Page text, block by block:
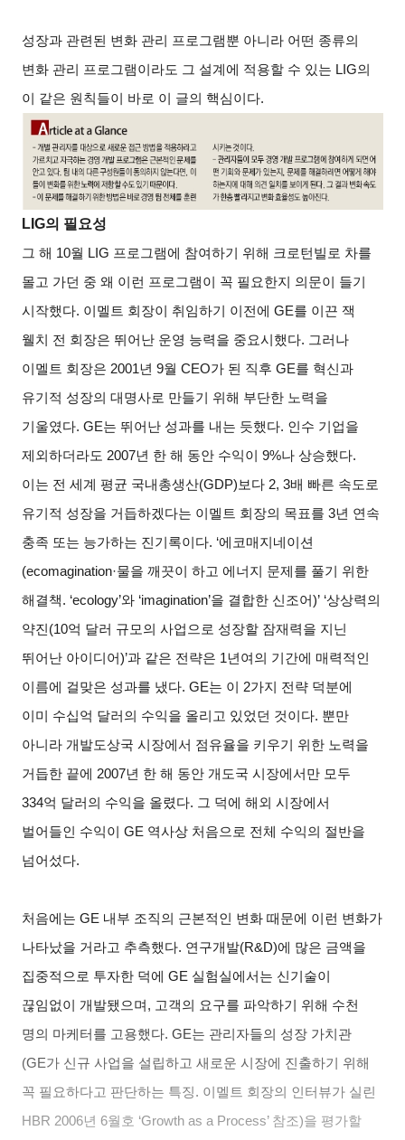
성장과 관련된 변화 관리 프로그램뿐 아니라 어떤 종류의
변화 관리 프로그램이라도 그 설계에 적용할 수 있는 LIG의
이 같은 원칙들이 바로 이 글의 핵심이다.
LIG의 필요성
그 해 10월 LIG 프로그램에 참여하기 위해 크로턴빌로 차를
몰고 가던 중 왜 이런 프로그램이 꼭 필요한지 의문이 들기
시작했다. 이멜트 회장이 취임하기 이전에 GE를 이끈 잭
웰치 전 회장은 뛰어난 운영 능력을 중요시했다. 그러나
이멜트 회장은 2001년 9월 CEO가 된 직후 GE를 혁신과
유기적 성장의 대명사로 만들기 위해 부단한 노력을
기울였다. GE는 뛰어난 성과를 내는 듯했다. 인수 기업을
제외하더라도 2007년 한 해 동안 수익이 9%나 상승했다.
이는 전 세계 평균 국내총생산(GDP)보다 2, 3배 빠른 속도로
유기적 성장을 거듭하겠다는 이멜트 회장의 목표를 3년 연속
충족 또는 능가하는 진기록이다. ‘에코매지네이션
(ecomagination·물을 깨끗이 하고 에너지 문제를 풀기 위한
해결책. ‘ecology’와 ‘imagination’을 결합한 신조어)’ ‘상상력의
약진(10억 달러 규모의 사업으로 성장할 잠재력을 지닌
뛰어난 아이디어)’과 같은 전략은 1년여의 기간에 매력적인
이름에 걸맞은 성과를 냈다. GE는 이 2가지 전략 덕분에
이미 수십억 달러의 수익을 올리고 있었던 것이다. 뿐만
아니라 개발도상국 시장에서 점유율을 키우기 위한 노력을
거듭한 끝에 2007년 한 해 동안 개도국 시장에서만 모두
334억 달러의 수익을 올렸다. 그 덕에 해외 시장에서
벌어들인 수익이 GE 역사상 처음으로 전체 수익의 절반을
넘어섰다.
처음에는 GE 내부 조직의 근본적인 변화 때문에 이런 변화가
나타났을 거라고 추측했다. 연구개발(R&D)에 많은 금액을
집중적으로 투자한 덕에 GE 실험실에서는 신기술이
끊임없이 개발됐으며, 고객의 요구를 파악하기 위해 수천
명의 마케터를 고용했다. GE는 관리자들의 성장 가치관
(GE가 신규 사업을 설립하고 새로운 시장에 진출하기 위해
꼭 필요하다고 판단하는 특징. 이멜트 회장의 인터뷰가 실린
HBR 2006년 6월호 ‘Growth as a Process’ 참조)을 평가할